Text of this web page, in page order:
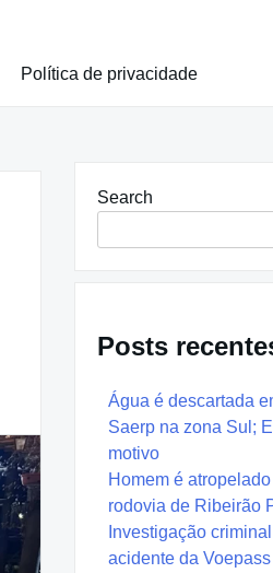
Política de privacidade
Search
Posts
Água é descartada
Saerp na zona Sul;
motivo
Homem é
rodovia de Ribeirão
Investigação
acidente da